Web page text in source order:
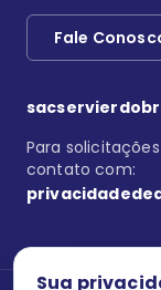
Sua
Fale
Para
contato com: